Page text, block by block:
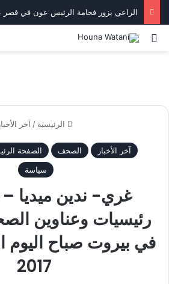
الراعي يزور فخامة الرئيس عون في قصر
بحث عن
الرئيسية / آخر الأخبار
آخر الأخبار الصحف الصفحة
سياسة
غري- ندين ميديا
رئيسيات وعناوين
2017